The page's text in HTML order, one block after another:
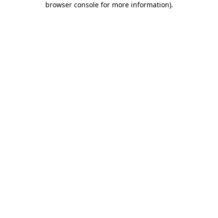
browser console for more information).